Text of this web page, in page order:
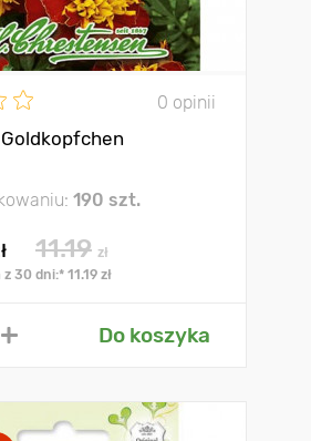
0 opinii
190 szt.
11.19 zł
30 dni:* 11.19 zł
Do koszyka